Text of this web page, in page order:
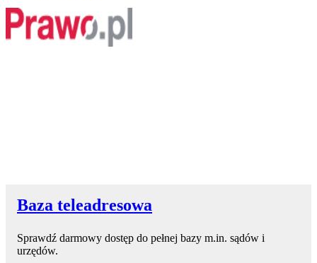
Baza teleadresowa
Sprawdź darmowy dostęp do pełnej bazy m.in. sądów i
urzędów.